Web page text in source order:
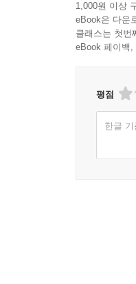
1,000원 이상
eBook은 다운
클래스는 첫번
eBook 페이백
평점
한글